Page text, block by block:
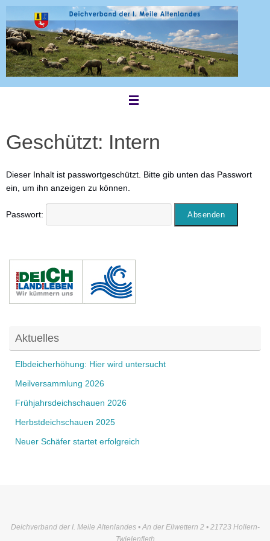
Zum
Inhalt
springen
Geschützt: Intern
Dieser Inhalt ist passwortgeschützt. Bitte gib unten das Passwort
ein, um ihn anzeigen zu können.
Passwort:
Aktuelles
Elbdeicherhöhung: Hier wird untersucht
Meilversammlung 2026
Frühjahrsdeichschauen 2026
Herbstdeichschauen 2025
Neuer Schäfer startet erfolgreich
Deichverband der I. Meile Altenlandes • An der Eilwettern 2 • 21723 Hollern-
Twielenfleth